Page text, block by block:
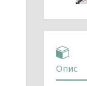
Опис